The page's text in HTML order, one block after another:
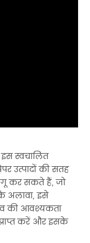
स्वचालित
उत्पादों की सतह
कर सकते हैं, जो
अलावा, इसे
की आवश्यकता
करें और इसके